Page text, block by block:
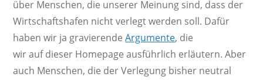
über Menschen, die unserer Meinung sind, dass der
Wirtschaftshafen nicht verlegt werden soll. Dafür
haben wir ja gravierendeArgumente, die
wir auf dieser Homepage ausführlich erläutern. Aber
auch Menschen, die der Verlegung bisher neutral